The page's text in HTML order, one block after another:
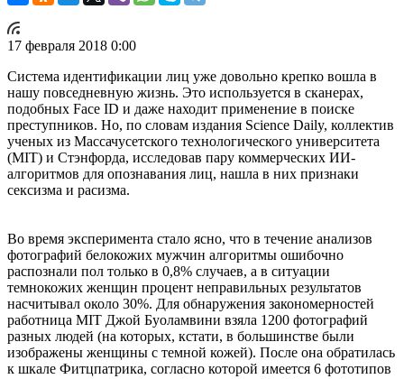
17 февраля 2018 0:00
Система идентификации лиц уже довольно крепко вошла в
нашу повседневную жизнь. Это используется в сканерах,
подобных Face ID и даже находит применение в поиске
преступников. Но, по словам издания Science Daily, коллектив
ученых из Массачусетского технологического университета
(MIT) и Стэнфорда, исследовав пару коммерческих ИИ-
алгоритмов для опознавания лиц, нашла в них признаки
сексизма и расизма.
Во время эксперимента стало ясно, что в течение анализов
фотографий белокожих мужчин алгоритмы ошибочно
распознали пол только в 0,8% случаев, а в ситуации
темнокожих женщин процент неправильных результатов
насчитывал около 30%. Для обнаружения закономерностей
работница MIT Джой Буоламвини взяла 1200 фотографий
разных людей (на которых, кстати, в большинстве были
изображены женщины с темной кожей). После она обратилась
к шкале Фитцпатрика, согласно которой имеется 6 фототипов